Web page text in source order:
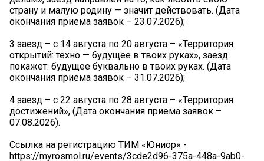
страну и малую родину — значит действовать. (Дата
окончания приема заявок – 23.07.2026);
3 заезд – с 14 августа по 20 августа – «Территория
открытий: техно — будущее в твоих руках», заезд
покажет: будущее буквально в твоих руках. (Дата
окончания приема заявок – 31.07.2026);
4 заезд – с 22 августа по 28 августа – «Территория
достижений», (Дата окончания приема заявок –
07.08.2026).
Ссылка на регистрацию ТИМ «Юниор» -
https://myrosmol.ru/events/3cde2d96-375a-448a-9ab0-